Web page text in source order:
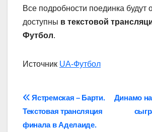
Все подробности поединка будут
доступны в текстовой
Футбол.
Источник UA-Футбол
Навігація
записів
Динамо
Ястремская – Барти.
Текстовая трансляция
финала в Аделаиде.